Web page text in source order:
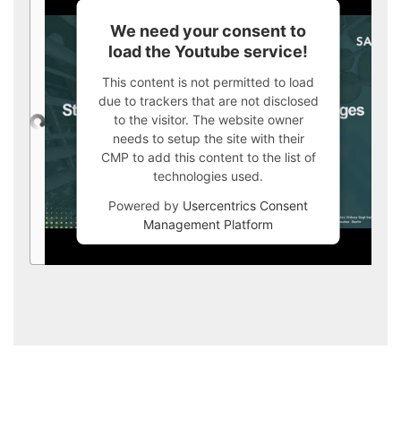
We need your consent to
load the Youtube service!
This content is not permitted to load
due to trackers that are not disclosed
to the visitor. The website owner
needs to setup the site with their
CMP to add this content to the list of
technologies used.
Powered by Usercentrics Consent
Management Platform